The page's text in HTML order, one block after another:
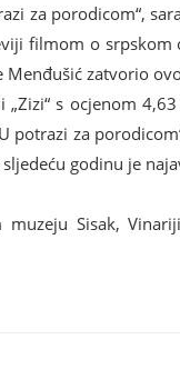
za porodicom“,
filmom o srpskom
Menđušić zatvorio
s ocjenom 4,63
potrazi za
godinu je
Sisak,